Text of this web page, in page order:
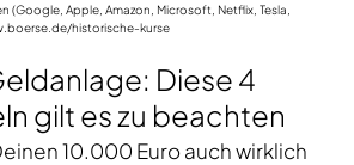
(Google, Apple, Amazon, Microsoft, Netflix, Tesla,
historische-kurse
Diese 4
gilt es zu beachten
10.000 Euro auch wirklich